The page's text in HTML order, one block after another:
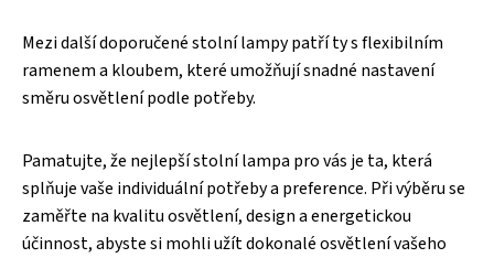
Mezi další doporučené stolní lampy patří ty s flexibilním
ramenem a kloubem, které umožňují snadné nastavení
směru osvětlení podle potřeby.
Pamatujte, že nejlepší stolní lampa pro vás je ta, která
splňuje vaše individuální potřeby a preference. Při výběru se
zaměřte na kvalitu osvětlení, design a energetickou
účinnost, abyste si mohli užít dokonalé osvětlení vašeho